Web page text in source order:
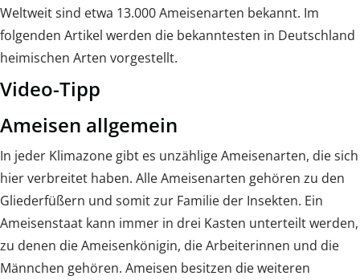
Weltweit sind etwa 13.000 Ameisenarten bekannt. Im
folgenden Artikel werden die bekanntesten in Deutschland
heimischen Arten vorgestellt.
Video-Tipp
Ameisen allgemein
In jeder Klimazone gibt es unzählige Ameisenarten, die sich
hier verbreitet haben. Alle Ameisenarten gehören zu den
Gliederfüßern und somit zur Familie der Insekten. Ein
Ameisenstaat kann immer in drei Kasten unterteilt werden,
zu denen die Ameisenkönigin, die Arbeiterinnen und die
Männchen gehören. Ameisen besitzen die weiteren